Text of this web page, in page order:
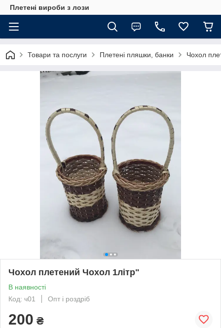
Плетені вироби з лози
Товари та послуги Плетені пляшки, банки Чохол
Чохол плетений Чохол 1літр"
В наявності
Код: ч01
Опт і роздріб
200 ₴